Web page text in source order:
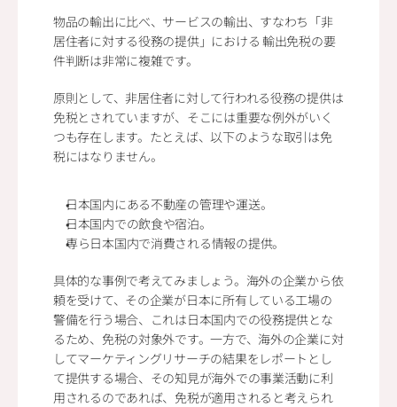
物品の輸出に比べ、サービスの輸出、すなわち「非
居住者に対する役務の提供」における 輸出免税の要
件判断は非常に複雑です。
原則として、非居住者に対して行われる役務の提供は
免税とされていますが、そこには重要な例外がいく
つも存在します。たとえば、以下のような取引は免
税にはなりません。
日本国内にある不動産の管理や運送。
日本国内での飲食や宿泊。
専ら日本国内で消費される情報の提供。
具体的な事例で考えてみましょう。海外の企業から依
頼を受けて、その企業が日本に所有している工場の
警備を行う場合、これは日本国内での役務提供とな
るため、免税の対象外です。一方で、海外の企業に対
してマーケティングリサーチの結果をレポートとし
て提供する場合、その知見が海外での事業活動に利
用されるのであれば、免税が適用されると考えられ